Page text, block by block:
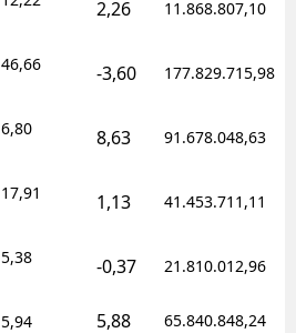
2,26 11.868.807,10
46,66 -3,60 177.829.715,98
6,80 8,63 91.678.048,63
17,91 1,13 41.453.711,11
5,38 -0,37 21.810.012,96
5,94 5,88 65.840.848,24